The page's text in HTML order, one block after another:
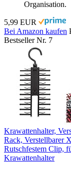
Organisation.
5,99 EUR
Bei Amazon kaufen
Bestseller Nr. 7
Krawattenhalter,
Rack, Verstellbarer
Rutschfestem Clip,
Krawattenhalter